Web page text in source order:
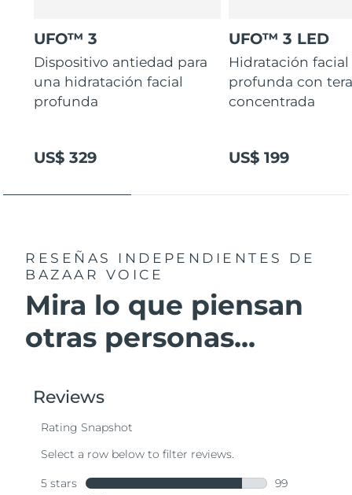
UFO™ 3
Dispositivo antiedad para
una hidratación facial
profunda
US$ 329
UFO™ 3 LED
Hidratación facial
profunda con
concentrada
US$ 199
RESEÑAS INDEPENDIENTES
DE
BAZAAR VOICE
Mira lo que piensan
otras personas...